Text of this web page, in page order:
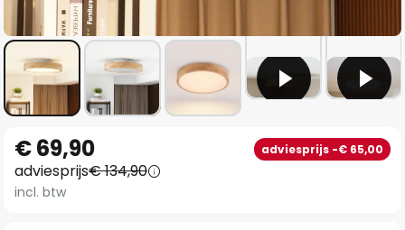
naar
het
begin
€ 69,90 adviesprijs -€ 65,00
adviesprijs€ 134,90
incl. btw